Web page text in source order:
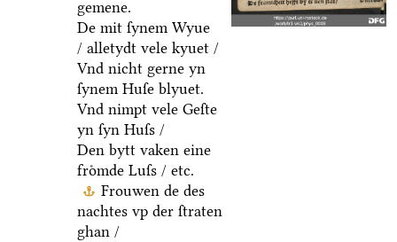
gemene.
De mit ſynem Wyue
/ alletydt vele kyuet /
Vnd nicht gerne yn
ſynem Huſe blyuet.
Vnd nimpt vele Geſte
yn ſyn Huſs /
Den bytt vaken eine
froͤmde Luſs / etc.
Frouwen de des
nachtes vp der ſtraten
ghan /